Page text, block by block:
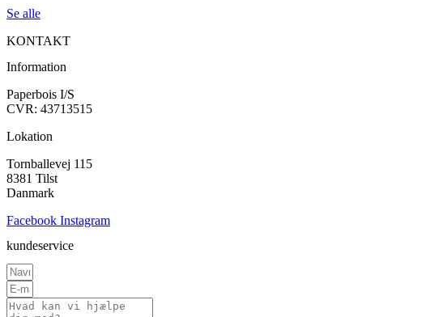
Se alle
KONTAKT
Information
Paperbois I/S
CVR: 43713515
Lokation
Tornballevej 115
8381 Tilst
Danmark
Facebook Instagram
kundeservice